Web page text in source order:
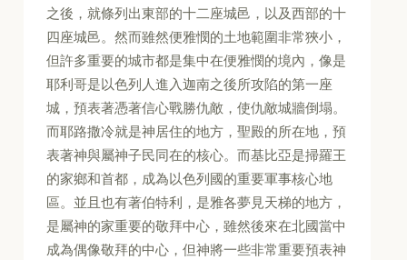
之後，就條列出東部的十二座城邑，以及西部的十
四座城邑。然而雖然便雅憫的土地範圍非常狹小，
但許多重要的城市都是集中在便雅憫的境內，像是
耶利哥是以色列人進入迦南之後所攻陷的第一座
城，預表著憑著信心戰勝仇敵，使仇敵城牆倒塌。
而耶路撒冷就是神居住的地方，聖殿的所在地，預
表著神與屬神子民同在的核心。而基比亞是掃羅王
的家鄉和首都，成為以色列國的重要軍事核心地
區。並且也有著伯特利，是雅各夢見天梯的地方，
是屬神的家重要的敬拜中心，雖然後來在北國當中
成為偶像敬拜的中心，但神將一些非常重要預表神